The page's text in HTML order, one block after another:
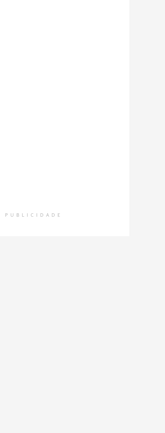
PUBLICIDADE